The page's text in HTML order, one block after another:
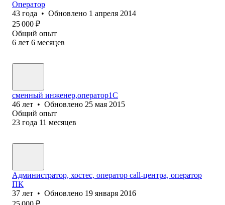
Оператор
43 года • Обновлено 1 апреля 2014
25 000 ₽
Общий опыт
6 лет 6 месяцев
сменный инженер,оператор1С
46 лет • Обновлено 25 мая 2015
Общий опыт
23 года 11 месяцев
Администратор, хостес, оператор call-центра, оператор
ПК
37 лет • Обновлено 19 января 2016